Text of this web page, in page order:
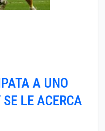
A UNO
LE ACERCA